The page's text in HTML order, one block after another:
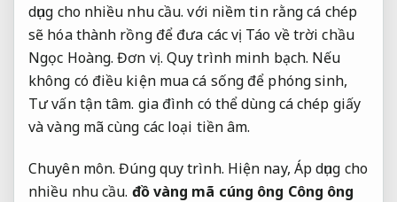
dụng cho nhiều nhu cầu. với niềm tin rằng cá chép
sẽ hóa thành rồng để đưa các vị Táo về trời chầu
Ngọc Hoàng.Đơn vị. Quy trình minh bạch. Nếu
không có điều kiện mua cá sống để phóng sinh,
Tư vấn tận tâm. gia đình có thể dùng cá chép giấy
và vàng mã cùng các loại tiền âm.
Chuyên môn. Đúng quy trình. Hiện nay, Áp dụng cho
nhiều nhu cầu. đồ vàng mã cúng ông Công ông